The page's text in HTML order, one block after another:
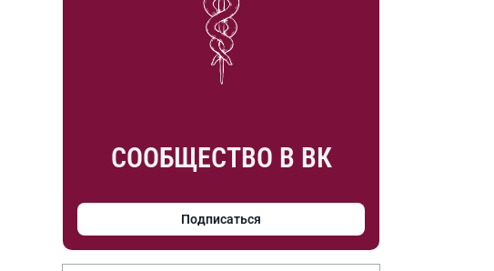
СООБЩЕСТВО В ВК
Подписаться